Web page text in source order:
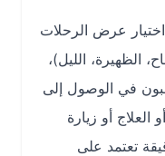
عرض الرحلات
الليل)،
الوصول إلى
أو زيارة
على